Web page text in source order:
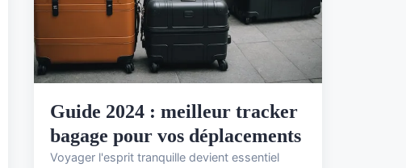
Guide 2024 : meilleur tracker
bagage pour vos déplacements
Voyager l'esprit tranquille devient essentiel